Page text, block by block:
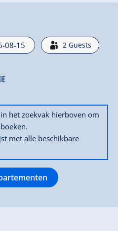
2 Guests
het zoekvak hierboven om
met alle beschikbare